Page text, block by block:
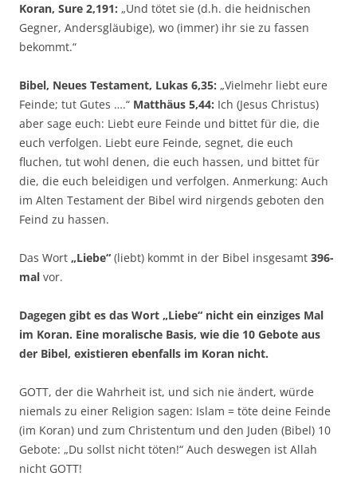
Koran, Sure 2,191: „Und tötet sie (d.h. die heidnischen
Gegner, Andersgläubige), wo (immer) ihr sie zu fassen
bekommt.“
Bibel, Neues Testament, Lukas 6,35: „Vielmehr liebt eure
Feinde; tut Gutes ….“ Matthäus 5,44: Ich (Jesus Christus)
aber sage euch: Liebt eure Feinde und bittet für die, die
euch verfolgen. Liebt eure Feinde, segnet, die euch
fluchen, tut wohl denen, die euch hassen, und bittet für
die, die euch beleidigen und verfolgen. Anmerkung: Auch
im Alten Testament der Bibel wird nirgends geboten den
Feind zu hassen.
Das Wort „Liebe“ (liebt) kommt in der Bibel insgesamt 396-
mal vor.
Dagegen gibt es das Wort „Liebe“ nicht ein einziges Mal
im Koran. Eine moralische Basis, wie die 10 Gebote aus
der Bibel, existieren ebenfalls im Koran nicht.
GOTT, der die Wahrheit ist, und sich nie ändert, würde
niemals zu einer Religion sagen: Islam = töte deine Feinde
(im Koran) und zum Christentum und den Juden (Bibel) 10
Gebote: „Du sollst nicht töten!“ Auch deswegen ist Allah
nicht GOTT!